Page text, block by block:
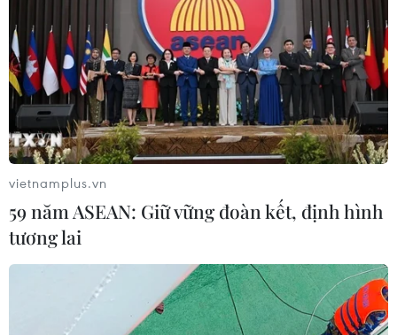
vietnamplus.vn
59 năm ASEAN: Giữ vững đoàn kết, định hình
tương lai